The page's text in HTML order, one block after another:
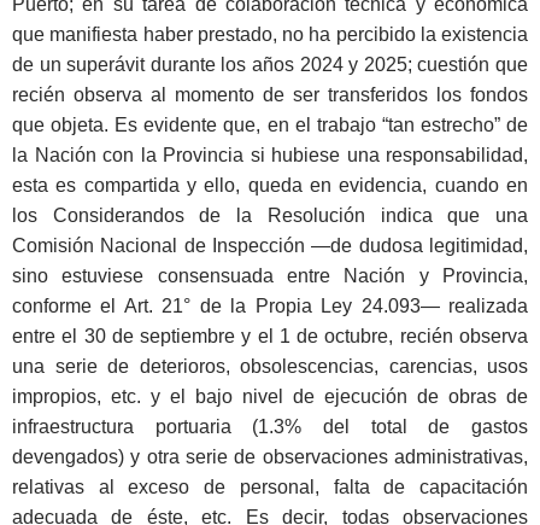
Puerto; en su tarea de colaboración técnica y económica
que manifiesta haber prestado, no ha percibido la existencia
de un superávit durante los años 2024 y 2025; cuestión que
recién observa al momento de ser transferidos los fondos
que objeta. Es evidente que, en el trabajo “tan estrecho” de
la Nación con la Provincia si hubiese una responsabilidad,
esta es compartida y ello, queda en evidencia, cuando en
los Considerandos de la Resolución indica que una
Comisión Nacional de Inspección ―de dudosa legitimidad,
sino estuviese consensuada entre Nación y Provincia,
conforme el Art. 21° de la Propia Ley 24.093― realizada
entre el 30 de septiembre y el 1 de octubre, recién observa
una serie de deterioros, obsolescencias, carencias, usos
impropios, etc. y el bajo nivel de ejecución de obras de
infraestructura portuaria (1.3% del total de gastos
devengados) y otra serie de observaciones administrativas,
relativas al exceso de personal, falta de capacitación
adecuada de éste, etc. Es decir, todas observaciones